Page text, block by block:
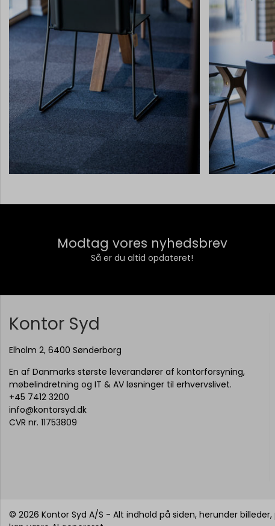
Modtag vores nyhedsbrev
Så er du altid opdateret!
Kontor Syd
Elholm 2, 6400 Sønderborg
En af Danmarks største leverandører af kontorforsyning,
møbelindretning og IT & AV løsninger til erhvervslivet.
+45 7412 3200
info@kontorsyd.dk
CVR nr. 11753809
© 2026 Kontor Syd A/S - Alt indhold på siden, herunder